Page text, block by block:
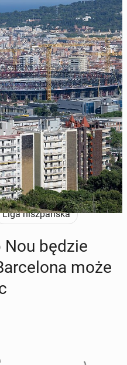
jest modernizowany. (Fot.
Liga hiszpańska
Nou będzie
może